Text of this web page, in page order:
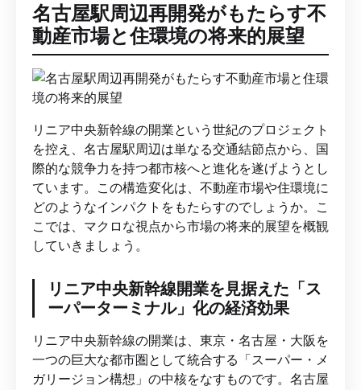
名古屋駅周辺再開発がもたらす不
動産市場と住環境の将来的展望
リニア中央新幹線の開業という世紀のプロジェクト
を控え、名古屋駅周辺は単なる交通結節点から、国
際的な競争力を持つ都市核へと進化を遂げようとし
ています。この構造変化は、不動産市場や住環境に
どのようなインパクトをもたらすのでしょうか。こ
こでは、マクロな視点から市場の将来的展望を概観
していきましょう。
リニア中央新幹線開業を見据えた「ス
ーパーターミナル」化の経済効果
リニア中央新幹線の開業は、東京・名古屋・大阪を
一つの巨大な都市圏として統合する「スーパー・メ
ガリージョン構想」の中核をなすものです。名古屋